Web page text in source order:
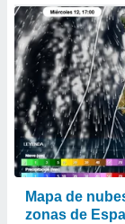
Mapa de
zonas de